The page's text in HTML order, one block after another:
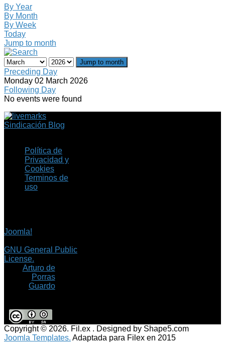
By Year
By Month
By Week
Today
Jump to month
Jump to month
Preceding Day
Monday 02 March 2026
Following Day
No events were found
Sindicación Blog
Política de
Privacidad y
Cookies
Terminos de
uso
Joomla!
GNU General Public
License.
Arturo de
Porras
Guardo
Copyright © 2026. Fil.ex . Designed by Shape5.com
Joomla Templates. Adaptada para Filex en 2015